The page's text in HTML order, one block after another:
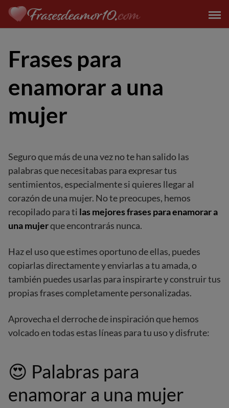
Saltar
contenido
Frases para
enamorar a una
mujer
Seguro que más de una vez no te han salido las
palabras que necesitabas para expresar tus
sentimientos, especialmente si quieres llegar al
corazón de una mujer. No te preocupes, hemos
recopilado para ti las mejores frases para enamorar a
una mujerque encontrarás nunca.
Haz el uso que estimes oportuno de ellas, puedes
copiarlas directamente y enviarlas a tu amada, o
también puedes usarlas para inspirarte y construir tus
propias frases completamente personalizadas.
Aprovecha el derroche de inspiración que hemos
volcado en todas estas líneas para tu uso y disfrute:
😍 Palabras para
enamorar a una mujer